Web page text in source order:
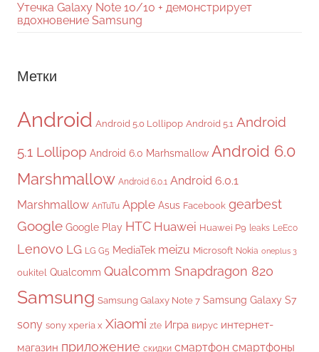
Утечка Galaxy Note 10/10 + демонстрирует
вдохновение Samsung
Метки
Android Android 5.0 Lollipop Android 5.1 Android
5.1 Lollipop Android 6.0 Marhsmallow Android 6.0
Marshmallow Android 6.0.1 Android 6.0.1
Marshmallow AnTuTu Apple Asus Facebook gearbest
Google Google Play HTC Huawei Huawei P9 leaks LeEco
Lenovo LG LG G5 MediaTek meizu Microsoft Nokia oneplus 3
oukitel Qualcomm Qualcomm Snapdragon 820
Samsung Samsung Galaxy Note 7 Samsung Galaxy S7
sony sony xperia x Xiaomi zte Игра вирус интернет-
магазин приложение скидки смартфон смартфоны